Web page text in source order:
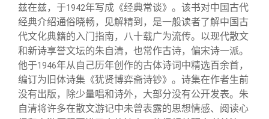
兹在兹，于1942年写成《经典常谈》。该书对中国古代
经典介绍通俗晓畅，见解精到，是一般读者了解中国古
代文化典籍的入门指南，八十载广为流传。以现代散文
和新诗享誉文坛的朱自清，也常作古诗，偏宋诗一派。
他于1946年从自己历年创作的古体诗词中精选百余首，
编订为旧体诗集《犹贤博弈斋诗钞》。诗集在作者生前
没有出版，除少量唱和诗外，大部分没有公开发表。朱
自清将许多在散文游记中未曾表露的思想情感、阅读心